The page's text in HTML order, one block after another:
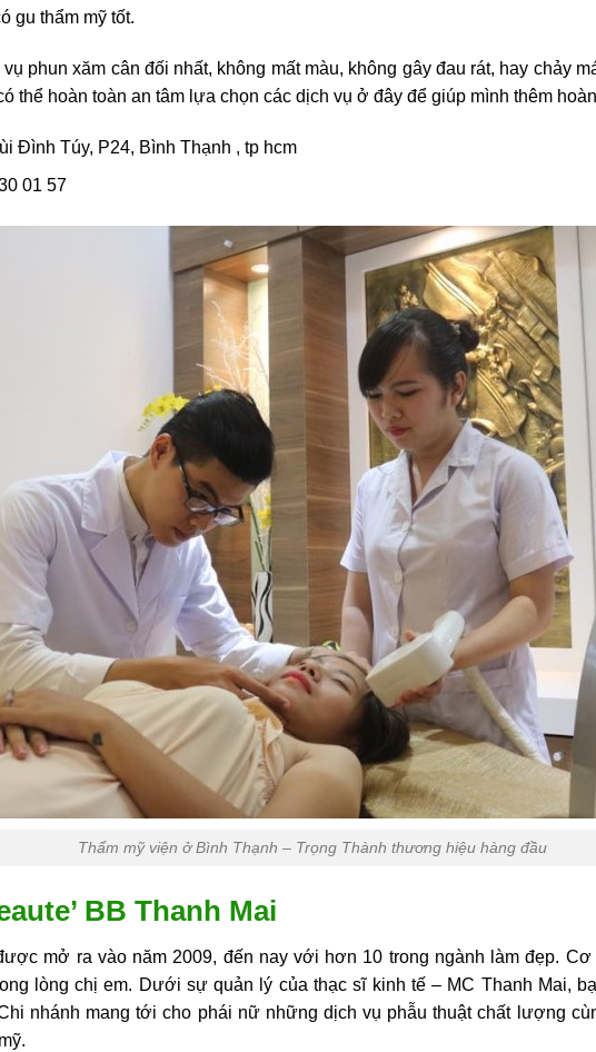
gu thẩm mỹ tốt.
phun xăm cân đối nhất, không mất màu, không gây đau rát, hay chảy
thể hoàn toàn an tâm lựa chọn các dịch vụ ở đây để giúp mình thêm
Đình Túy, P24, Bình Thạnh , tp hcm
01 57
Thẩm mỹ viện ở Bình Thạnh – Trọng Thành thương hiệu hàng đầu
BB Thanh Mai
mở ra vào năm 2009, đến nay với hơn 10 trong ngành làm đẹp.
lòng chị em. Dưới sự quản lý của thạc sĩ kinh tế – MC Thanh Mai,
nhánh mang tới cho phái nữ những dịch vụ phẫu thuật chất lượng